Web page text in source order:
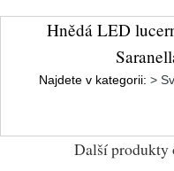
Hnědá LED
Najdete v kategorii: >
Další produkty